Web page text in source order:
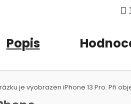
Popis
je vyobrazen iPhone 13 Pro. Při